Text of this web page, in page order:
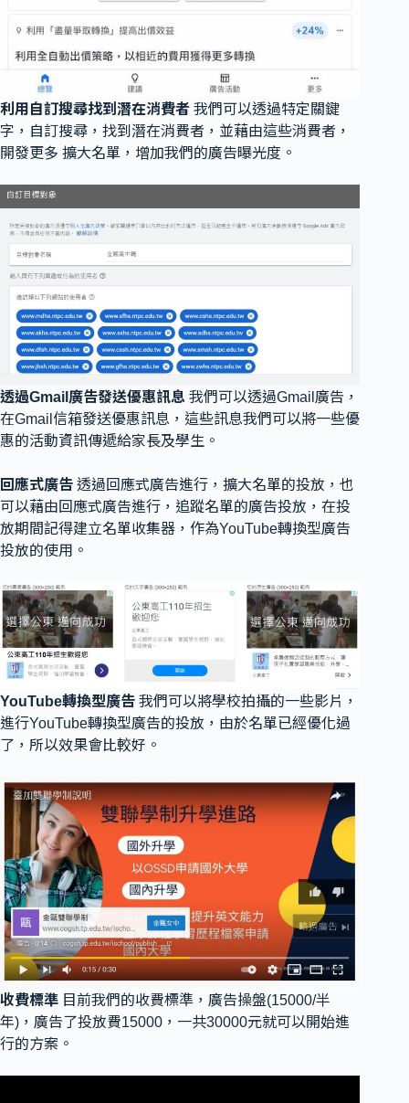
利用自訂搜尋找到潛在消費者 我們可以透過特定關鍵
字，自訂搜尋，找到潛在消費者，並藉由這些消費者，
開發更多 擴大名單，增加我們的廣告曝光度。
透過Gmail廣告發送優惠訊息 我們可以透過Gmail廣告，
在Gmail信箱發送優惠訊息，這些訊息我們可以將一些優
惠的活動資訊傳遞給家長及學生。
回應式廣告 透過回應式廣告進行，擴大名單的投放，也
可以藉由回應式廣告進行，追蹤名單的廣告投放，在投
放期間記得建立名單收集器，作為YouTube轉換型廣告
投放的使用。
YouTube轉換型廣告 我們可以將學校拍攝的一些影片，
進行YouTube轉換型廣告的投放，由於名單已經優化過
了，所以效果會比較好。
收費標準 目前我們的收費標準，廣告操盤(15000/半
年)，廣告了投放費15000，一共30000元就可以開始進
行的方案。